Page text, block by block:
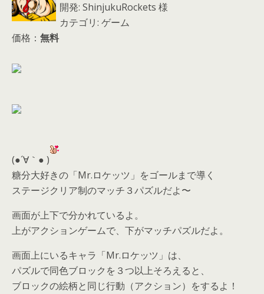
開発: ShinjukuRockets 様
カテゴリ: ゲーム
価格： 無料
(●´∀｀● )
糖分大好きの「Mr.ロケッツ」をゴールまで導く
ステージクリア制のマッチ３パズルだよ〜
画面が上下で分かれているよ。
上がアクションゲームで、下がマッチパズルだよ。
画面上にいるキャラ「Mr.ロケッツ」は、
パズルで同色ブロックを３つ以上そろえると、
ブロックの絵柄と同じ行動（アクション）をするよ！